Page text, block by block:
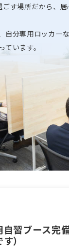
す場所だから、
自分専用ロッカー
います。
習ブース完
）